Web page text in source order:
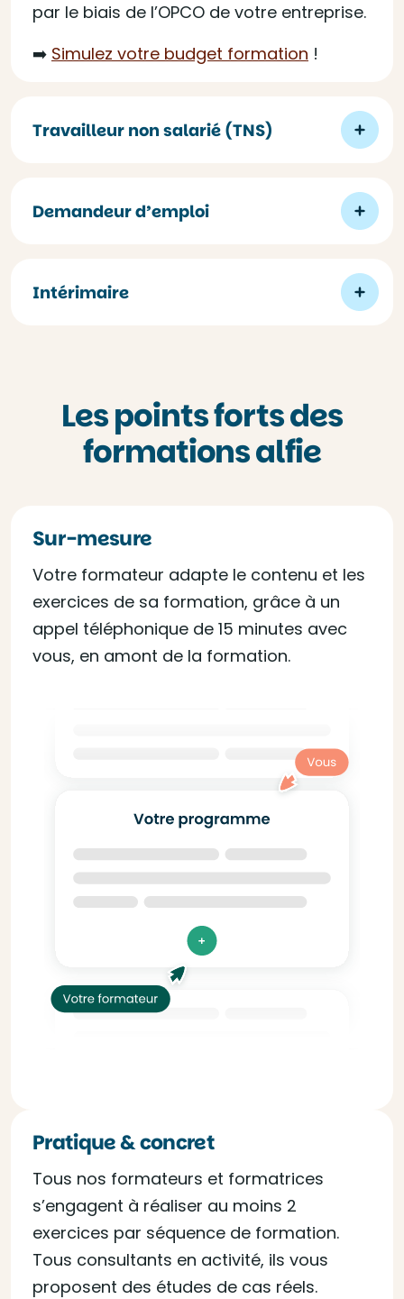
par le biais de l’OPCO de votre entreprise.
➡️ Simulez votre budget formation !
Travailleur non salarié (TNS)
Demandeur d’emploi
Intérimaire
Les points forts des
formations alfie
Sur-mesure
Votre formateur adapte le contenu et les
exercices de sa formation, grâce à un
appel téléphonique de 15 minutes avec
vous, en amont de la formation.
Pratique & concret
Tous nos formateurs et formatrices
s’engagent à réaliser au moins 2
exercices par séquence de formation.
Tous consultants en activité, ils vous
proposent des études de cas réels.